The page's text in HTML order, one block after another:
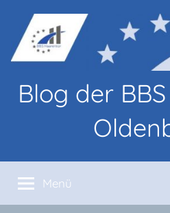
Inhalt
springen
Blog der
von
Lernenden
Menü